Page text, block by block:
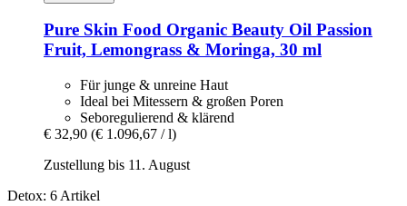
Pure Skin Food Organic Beauty Oil Passion
Fruit, Lemongrass & Moringa, 30 ml
Für junge & unreine Haut
Ideal bei Mitessern & großen Poren
Seboregulierend & klärend
€ 32,90 (€ 1.096,67 / l)
Zustellung bis 11. August
Detox: 6 Artikel